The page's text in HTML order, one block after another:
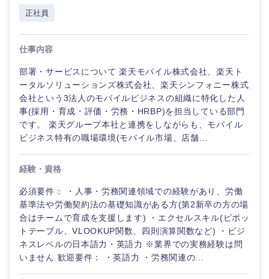
九州・沖縄
福岡県
長崎県 熊本県
大分県 宮崎県
鹿児島県 沖縄県
正社員
仕事内容
部署・サービスについて 楽天モバイル株式会社、楽天ト
ータルソリューションズ株式会社、楽天シンフォニー株式
会社という3法人のモバイルビジネスの組織に特化した人
事(採用・育成・評価・労務・HRBP)を担当している部門
です。 楽天グループ本社と連携をしながらも、モバイル
ビジネス特有の職場環境(モバイル市場、店舗...
経験・資格
必須要件： ・人事・労務関連領域での経験があり、労働
基準法や労働契約法の基礎知識がある方(第2新卒の方の場
合はチームで育成を支援します) ・エクセルスキル(ピボッ
トテーブル、VLOOKUP関数、四則演算関数など) ・ビジ
ネスレベルの日本語力・英語力 ※業界での実務経験は問
いません 歓迎要件： ・英語力 ・労務関連の...